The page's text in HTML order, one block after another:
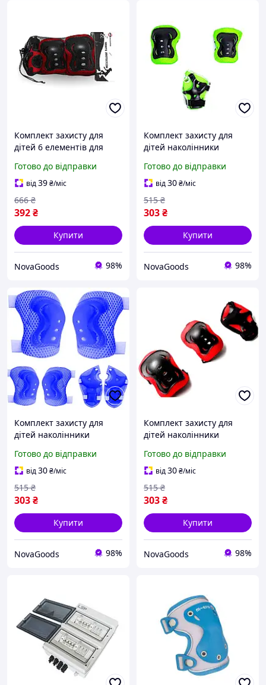
Комплект захисту для
дітей 6 елементів для
чорно-червоний GN-
16327
Готово до відправки
від39₴/міс
392₴
666 ₴
Купити
NovaGoods 98%
Комплект захисту для
дітей наколінники
розмір S для катання
зелений GN-16328
Готово до відправки
від30₴/міс
303₴
515 ₴
Купити
NovaGoods 98%
Комплект захисту для
дітей наколінники
розмір S унісекс для
активного відпочинку
синій GN-16329
Готово до відправки
від30₴/міс
303₴
515 ₴
Купити
NovaGoods 98%
Комплект захисту для
дітей наколінники
розмір S чорно-червоний
GN-16330
Готово до відправки
від30₴/міс
303₴
515 ₴
Купити
NovaGoods 98%